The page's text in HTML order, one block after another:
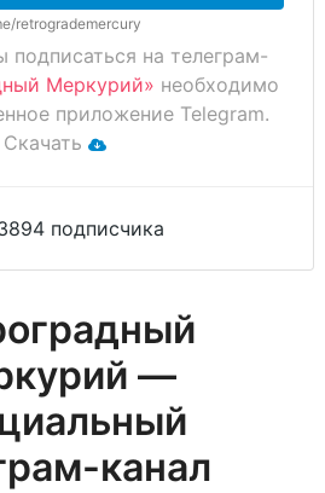
retrogrademercury
подписаться на телеграм-
Меркурий» необходимо
приложение Telegram.
Скачать
подписчика
—
канал